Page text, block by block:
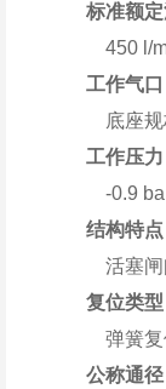
标准额
450 l/
工作气口
底座
工作压力
-0.9
结构特点
活塞
复位类型
弹簧
公称通径